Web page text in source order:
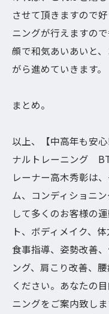
させて頂きますので
ニングが行えますの
顔で和気あいあいと
がら進めていきます。
まとめ。
以上、【中高年も安
ナルトレーニング
レーナー高木秀彰は
ム、コンディショニ
して多くのお客様の
ト、ボディメイク、
食事指導、姿勢改善
ング、肩こり改善、
ください。あなたの
ニングをご案内致し